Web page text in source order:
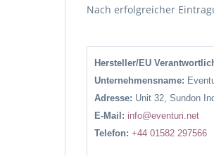
Nach erfolgreicher
Hersteller/EU
Unternehmensname:
Adresse: Unit 32, Sundon
E-Mail: info@eventuri.net
Telefon: +44 01582 297566